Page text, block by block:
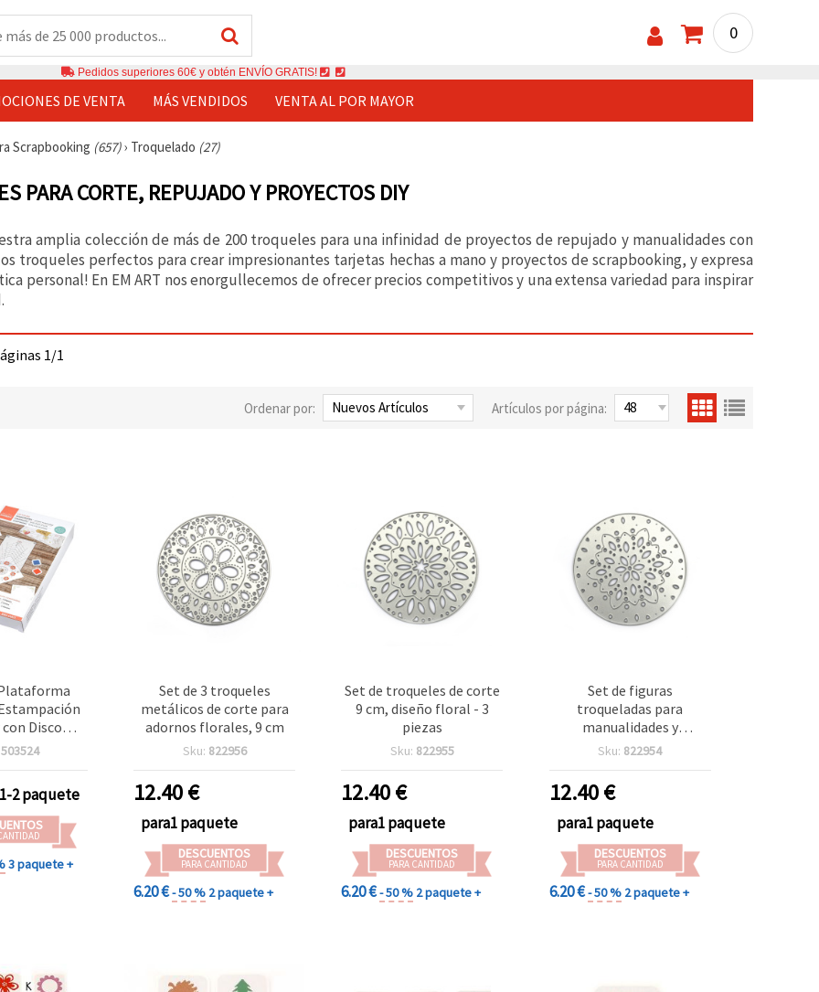
0
Pedidos superiores 60€ y obtén ENVÍO GRATIS!
DE VENTA MÁS VENDIDOS VENTA AL POR MAYOR
Scrapbooking (657)› Troquelado (27)
PARA CORTE, REPUJADO Y PROYECTOS DIY
amplia colección de más de 200 troqueles para una infinidad de proyectos de repujado y manualidades con
troqueles perfectos para crear impresionantes tarjetas hechas a mano y proyectos de scrapbooking, y expresa
personal! En EM ART nos enorgullecemos de ofrecer precios competitivos y una extensa variedad para inspirar
1/1
Ordenar por: Artículos por página:
Disco
Giratorio y
y
503524
1-2 paquete
3 paquete +
Set de 3 troqueles
metálicos de corte para
adornos florales, 9 cm
Sku: 822956
12.40€
para1 paquete
DESCUENTOS
PARA CANTIDAD
6.20 €- 50 % 2 paquete +
Set de troqueles de corte
9 cm, diseño floral - 3
piezas
Sku: 822955
12.40€
para1 paquete
DESCUENTOS
PARA CANTIDAD
6.20 €- 50 % 2 paquete +
Set de figuras
troqueladas para
manualidades y
scrapbooking, motivo
Sku: 822954
12.40€
para1 paquete
DESCUENTOS
PARA CANTIDAD
6.20 €- 50 % 2 paquete +